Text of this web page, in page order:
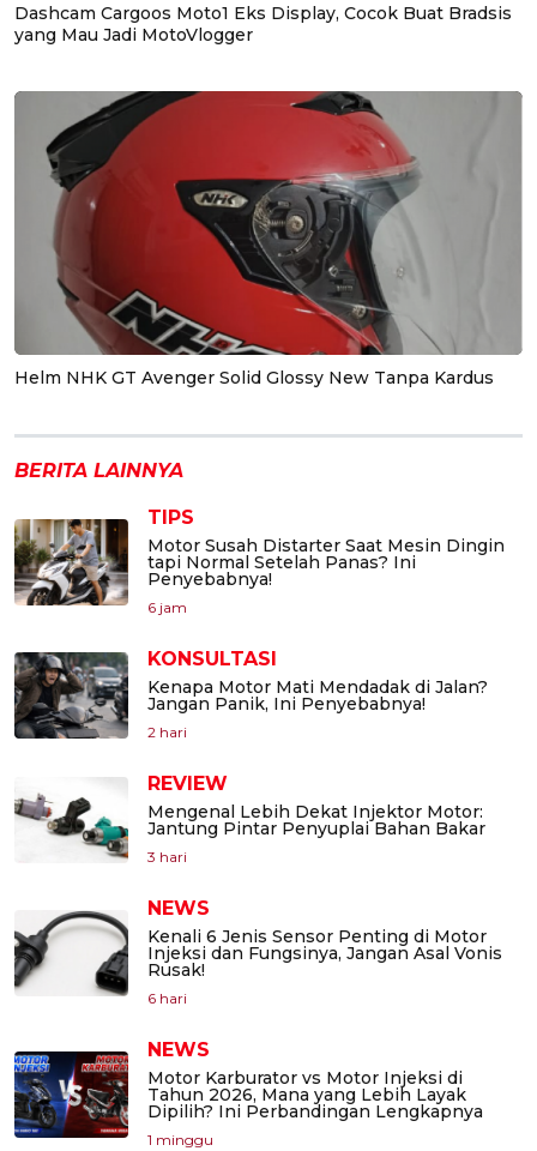
Dashcam Cargoos Moto1 Eks Display, Cocok Buat Bradsis
yang Mau Jadi MotoVlogger
Helm NHK GT Avenger Solid Glossy New Tanpa Kardus
BERITA LAINNYA
TIPS
Motor Susah Distarter Saat Mesin Dingin
tapi Normal Setelah Panas? Ini
Penyebabnya!
6 jam
KONSULTASI
Kenapa Motor Mati Mendadak di Jalan?
Jangan Panik, Ini Penyebabnya!
2 hari
REVIEW
Mengenal Lebih Dekat Injektor Motor:
Jantung Pintar Penyuplai Bahan Bakar
3 hari
NEWS
Kenali 6 Jenis Sensor Penting di Motor
Injeksi dan Fungsinya, Jangan Asal Vonis
Rusak!
6 hari
NEWS
Motor Karburator vs Motor Injeksi di
Tahun 2026, Mana yang Lebih Layak
Dipilih? Ini Perbandingan Lengkapnya
1 minggu